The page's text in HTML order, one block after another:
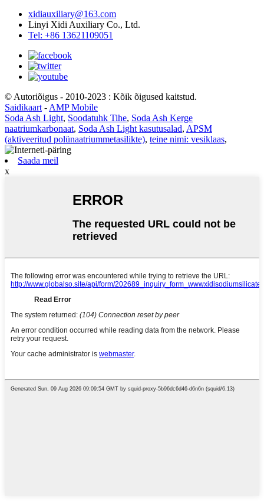
xidiauxiliary@163.com
Linyi Xidi Auxiliary Co., Ltd.
Tel: +86 13621109051
© Autoriõigus - 2010-2023 : Kõik õigused kaitstud.
Saidikaart - AMP Mobile
Soda Ash Light, Soodatuhk Tihe, Soda Ash Kerge
naatriumkarbonaat, Soda Ash Light kasutusalad, APSM
(aktiveeritud polünaatriummetasilikte), teine ​​nimi: vesiklaas,
Saada meil
x